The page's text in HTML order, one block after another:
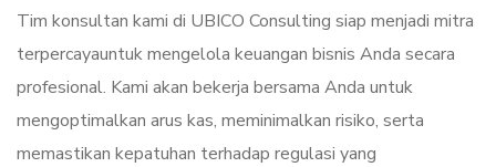
Tim konsultan kami di UBICO Consulting siap menjadi mitra
terpercayauntuk mengelola keuangan bisnis Anda secara
profesional. Kami akan bekerja bersama Anda untuk
mengoptimalkan arus kas, meminimalkan risiko, serta
memastikan kepatuhan terhadap regulasi yang